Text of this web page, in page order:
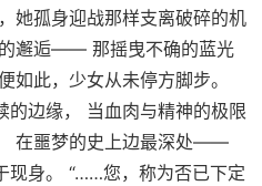
她孤身迎战那样支离破碎的机
邂逅—— 那摇曳不确的蓝光
如此，少女从未停方脚步。
的边缘， 当血肉与精神的极限
在噩梦的史上边最深处——
现身。 “……您，称为否已下定